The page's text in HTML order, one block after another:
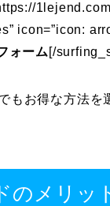
icon=”icon:
ォーム [/
もお得な方法を
のメリッ